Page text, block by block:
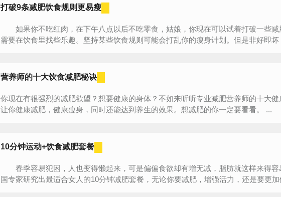
打破9条减肥饮食规则更易瘦
如果你不吃红肉，在下午八点以后不吃零食，姑娘，你现在可以试着打破一些减
需要在饮食里找些乐趣。坚持某些饮食规则可能会打乱你的瘦身计划。但是非好即坏
营养师的十大饮食减肥秘诀
你现在有很强烈的减肥欲望？想要健康的身体？不如来听听专业减肥营养师的十大健
让你健康减肥，健康瘦身，同时还能达到养生的效果。想减肥的你一定要看看。 ...
10分钟运动+饮食减肥套餐
春季容易犯困，人也变得懒起来，可是偏偏食欲却有增无减，脂肪就这样来得容
国专家研究出最适合女人的10分钟减肥套餐，无论你要减肥，增强活力，还是要更